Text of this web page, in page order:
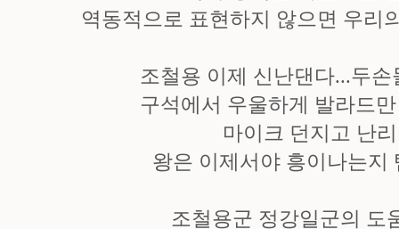
역동적으로 표현하지 않으면 우리
조철용 이제 신난댄다...두
구석에서 우울하게 발라드
마이크 던지고 난
왕은 이제서야 흥이나는지
조철용군 정강일군의 도